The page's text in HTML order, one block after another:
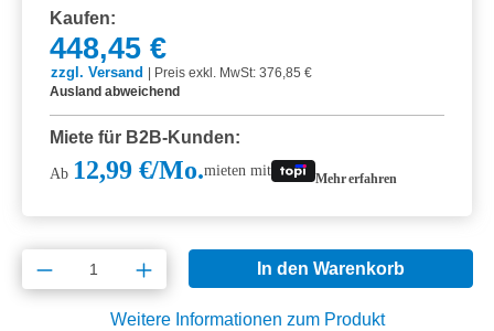
Kaufen:
448,45 €
zzgl. Versand
Preis exkl. MwSt: 376,85 €
Ausland abweichend
Miete für B2B-Kunden:
Ab 12,99 €/Mo.mieten mit Mehr erfahren
Produkt Anzahl: Gib den gewünschten
In den Warenkorb
Weitere Informationen zum Produkt